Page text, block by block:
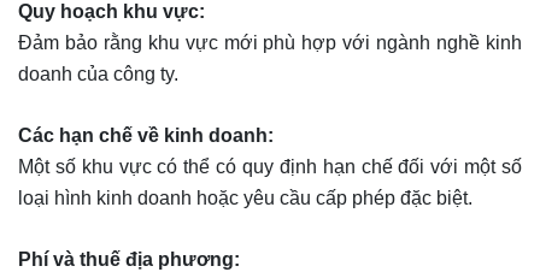
Quy hoạch khu vực:
Đảm bảo rằng khu vực mới phù hợp với ngành nghề kinh
doanh của công ty.
Các hạn chế về kinh doanh:
Một số khu vực có thể có quy định hạn chế đối với một số
loại hình kinh doanh hoặc yêu cầu cấp phép đặc biệt.
Phí và thuế địa phương: